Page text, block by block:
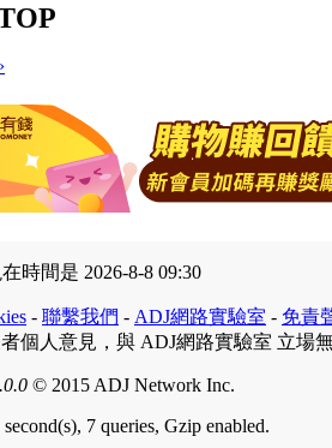
時間是 2026-8-8 09:30
- 聯繫我們 - ADJ網路實驗室 - 免責
個人意見，與 ADJ網路實驗室 立場
© 2015 ADJ Network Inc.
7 queries, Gzip enabled.